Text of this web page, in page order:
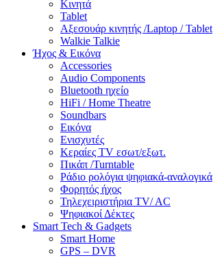
Κινητά
Tablet
Αξεσουάρ κινητής /Laptop / Tablet
Walkie Talkie
Ήχος & Εικόνα
Accessories
Audio Components
Bluetooth ηχείο
HiFi / Home Theatre
Soundbars
Εικόνα
Ενισχυτές
Κεραίες TV εσωτ/εξωτ.
Πικάπ /Turntable
Ράδιο ρολόγια ψηφιακά-αναλογικά
Φορητός ήχος
Τηλεχειριστήρια TV/ AC
Ψηφιακοί Δέκτες
Smart Tech & Gadgets
Smart Home
GPS – DVR